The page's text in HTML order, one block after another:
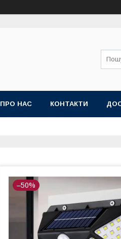
ПРО НАС КОНТАКТИ
–50%